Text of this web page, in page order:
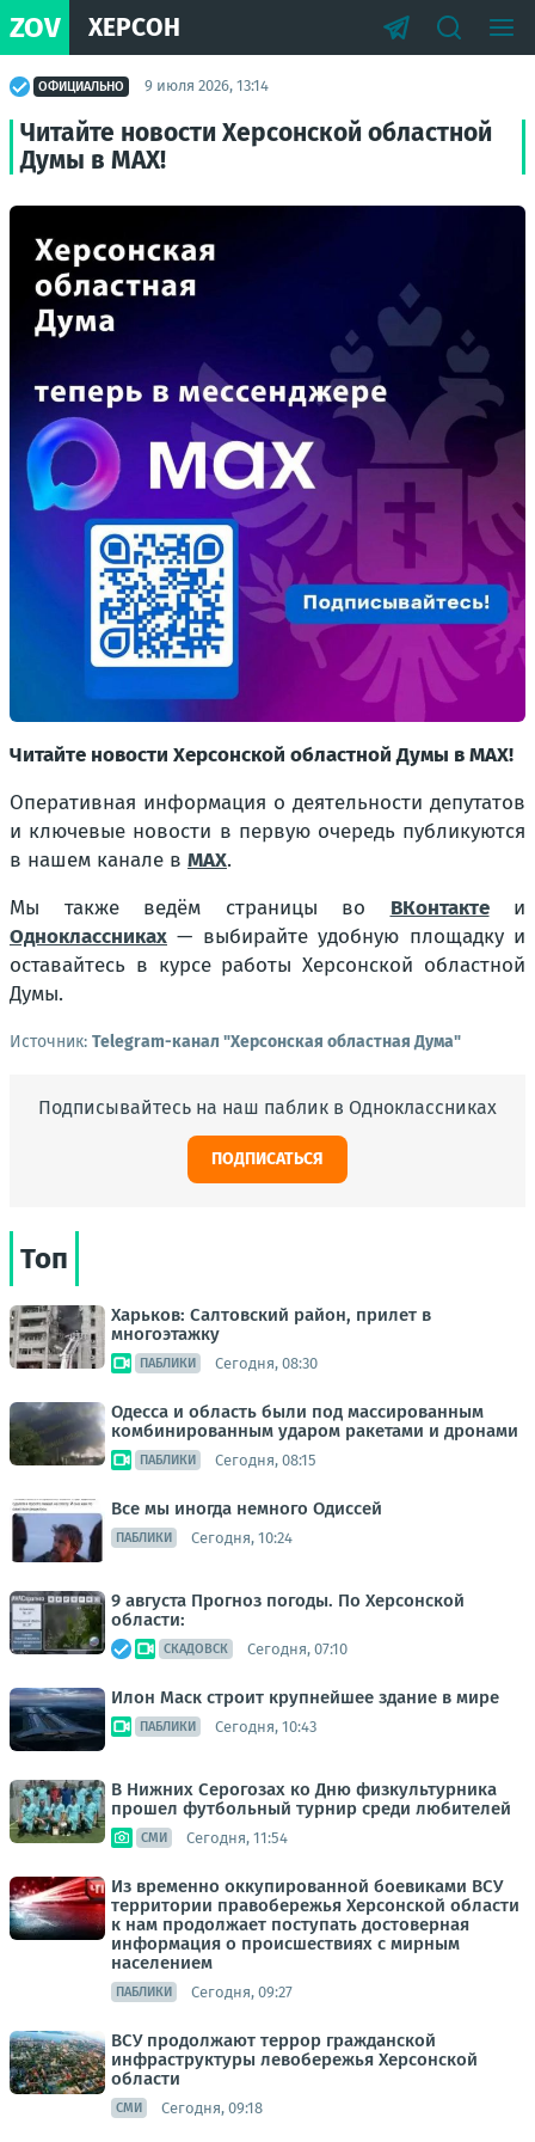
ZOV ХЕРСОН
ОФИЦИАЛЬНО 9 июля 2026, 13:14
Читайте новости Херсонской областной
Думы в MAX!
Читайте новости Херсонской областной Думы в MAX!
Оперативная информация о деятельности депутатов
и ключевые новости в первую очередь публикуются
в нашем канале в MAX.
Мы также ведём страницы во ВКонтактеи
Одноклассниках — выбирайте удобную площадку и
оставайтесь в курсе работы Херсонской областной
Думы.
Источник: Telegram-канал "Херсонская областная Дума"
Подписывайтесь на наш паблик в Одноклассниках
ПОДПИСАТЬСЯ
Топ
Харьков: Салтовский район, прилет в
многоэтажку
ПАБЛИКИ Сегодня, 08:30
Одесса и область были под массированным
комбинированным ударом ракетами и дронами
ПАБЛИКИ Сегодня, 08:15
Все мы иногда немного Одиссей
ПАБЛИКИ Сегодня, 10:24
9 августа Прогноз погоды. По Херсонской
области:
СКАДОВСК Сегодня, 07:10
Илон Маск строит крупнейшее здание в мире
ПАБЛИКИ Сегодня, 10:43
В Нижних Серогозах ко Дню физкультурника
прошел футбольный турнир среди любителей
СМИ Сегодня, 11:54
Из временно оккупированной боевиками ВСУ
территории правобережья Херсонской области
к нам продолжает поступать достоверная
информация о происшествиях с мирным
населением
ПАБЛИКИ Сегодня, 09:27
ВСУ продолжают террор гражданской
инфраструктуры левобережья Херсонской
области
СМИ Сегодня, 09:18